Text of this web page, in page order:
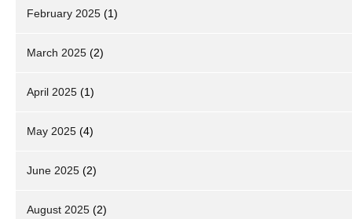
February 2025 (1)
March 2025 (2)
April 2025 (1)
May 2025 (4)
June 2025 (2)
August 2025 (2)